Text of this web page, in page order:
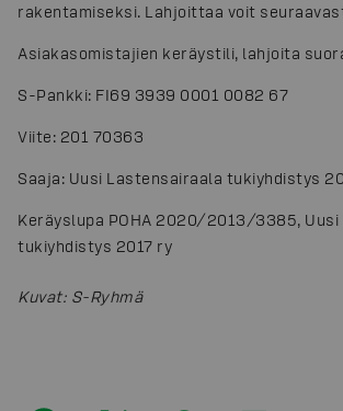
rakentamiseksi. Lahjoittaa voit
Asiakasomistajien keräystili, lahjoita
S-Pankki: FI69 3939 0001 0082 67
Viite: 201 70363
Saaja: Uusi Lastensairaala tukiyhdistys
Keräyslupa POHA 2020/2013/3385,
tukiyhdistys 2017 ry
Kuvat: S-Ryhmä